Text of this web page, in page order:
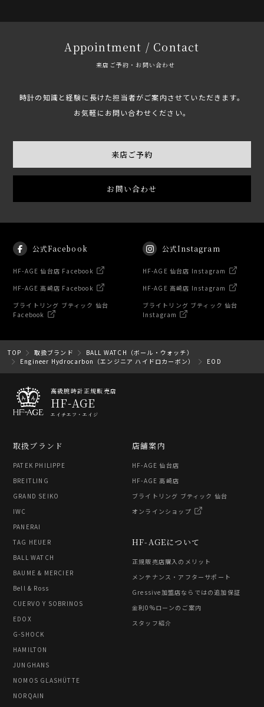
Appointment / Contact
来店ご予約・お問い合わせ
時計の知識と経験に長けた担当者がご案内させていただきます。
お気軽にお問い合わせください。
来店ご予約
お問い合わせ
公式Facebook
HF-AGE 仙台店 Facebook
HF-AGE 高崎店 Facebook
ブライトリング ブティック 仙台
Facebook
公式Instagram
HF-AGE 仙台店 Instagram
HF-AGE 高崎店 Instagram
ブライトリング ブティック 仙台
Instagram
TOP 取扱ブランド
BALL WATCH（ボール・ウォッチ）
Engineer Hydrocarbon（エンジニア ハイドロカーボン）
EOD
高級腕時計正規販売店
HF-AGE
エイチエフ・エイジ
取扱ブランド
PATEK PHILIPPE
BREITLING
GRAND SEIKO
IWC
PANERAI
TAG HEUER
BALL WATCH
BAUME & MERCIER
Bell & Ross
CUERVO Y SOBRINOS
EDOX
G-SHOCK
HAMILTON
JUNGHANS
NOMOS GLASHÜTTE
NORQAIN
HF-AGEについて
正規販売店購入のメリット
メンテナンス・アフターサポート
Gressive加盟店ならではの追加保証
金利0%ローンのご案内
スタッフ紹介
店舗案内
HF-AGE 仙台店
HF-AGE 高崎店
ブライトリング ブティック 仙台
オンラインショップ